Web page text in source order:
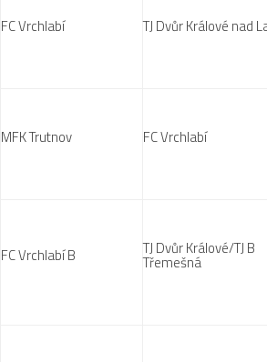
FC Vrchlabí TJ Dvůr Králové nad
MFK Trutnov FC Vrchlabí
FC Vrchlabí B TJ Dvůr Králové/TJ B
Třemešná